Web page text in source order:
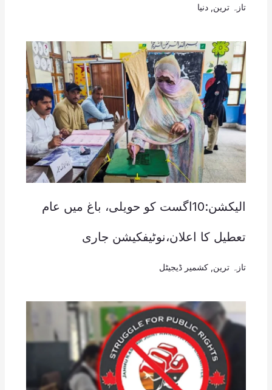
تازہ ترین دنیا
الیکشن:10اگست کو حویلی، باغ میں عام
تعطیل کا اعلان،نوٹیفکیشن جاری
تازہ ترین کشمیر ڈیجیٹل